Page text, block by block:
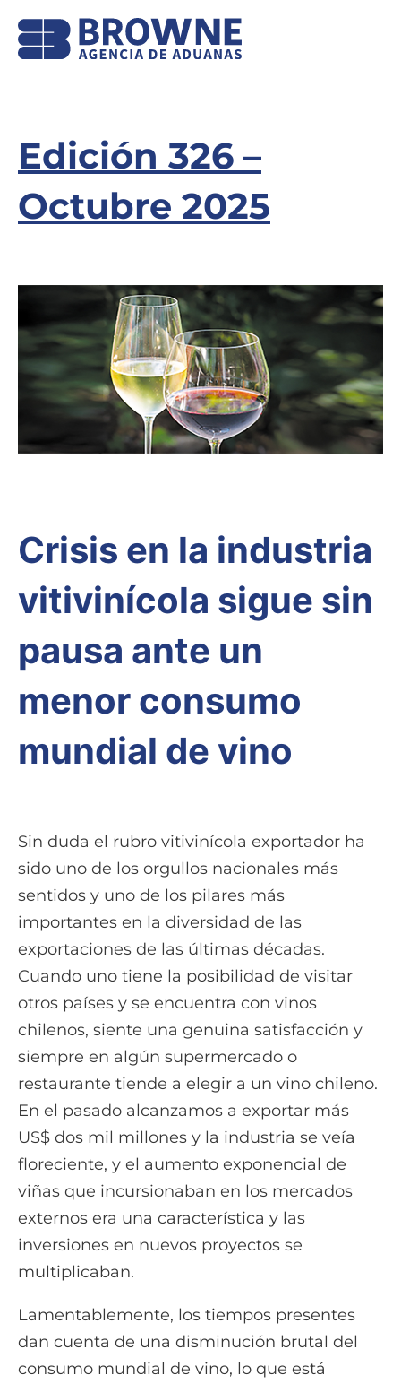
Edición 326 –
Octubre 2025
Crisis en la industria
vitivinícola sigue sin
pausa ante un
menor consumo
mundial de vino
Sin duda el rubro vitivinícola exportador ha
sido uno de los orgullos nacionales más
sentidos y uno de los pilares más
importantes en la diversidad de las
exportaciones de las últimas décadas.
Cuando uno tiene la posibilidad de visitar
otros países y se encuentra con vinos
chilenos, siente una genuina satisfacción y
siempre en algún supermercado o
restaurante tiende a elegir a un vino chileno.
En el pasado alcanzamos a exportar más
US$ dos mil millones y la industria se veía
floreciente, y el aumento exponencial de
viñas que incursionaban en los mercados
externos era una característica y las
inversiones en nuevos proyectos se
multiplicaban.
Lamentablemente, los tiempos presentes
dan cuenta de una disminución brutal del
consumo mundial de vino, lo que está